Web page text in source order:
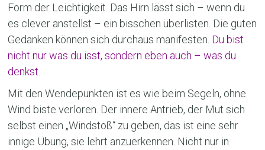
Form der Leichtigkeit. Das Hirn lässt sich – wenn du
es clever anstellst – ein bisschen überlisten. Die guten
Gedanken können sich durchaus manifesten. Du bist
nicht nur was du isst, sondern eben auch – was du
denkst.
Mit den Wendepunkten ist es wie beim Segeln, ohne
Wind biste verloren. Der innere Antrieb, der Mut sich
selbst einen „Windstoß“ zu geben, das ist eine sehr
innige Übung, sie lehrt anzuerkennen. Nicht nur in